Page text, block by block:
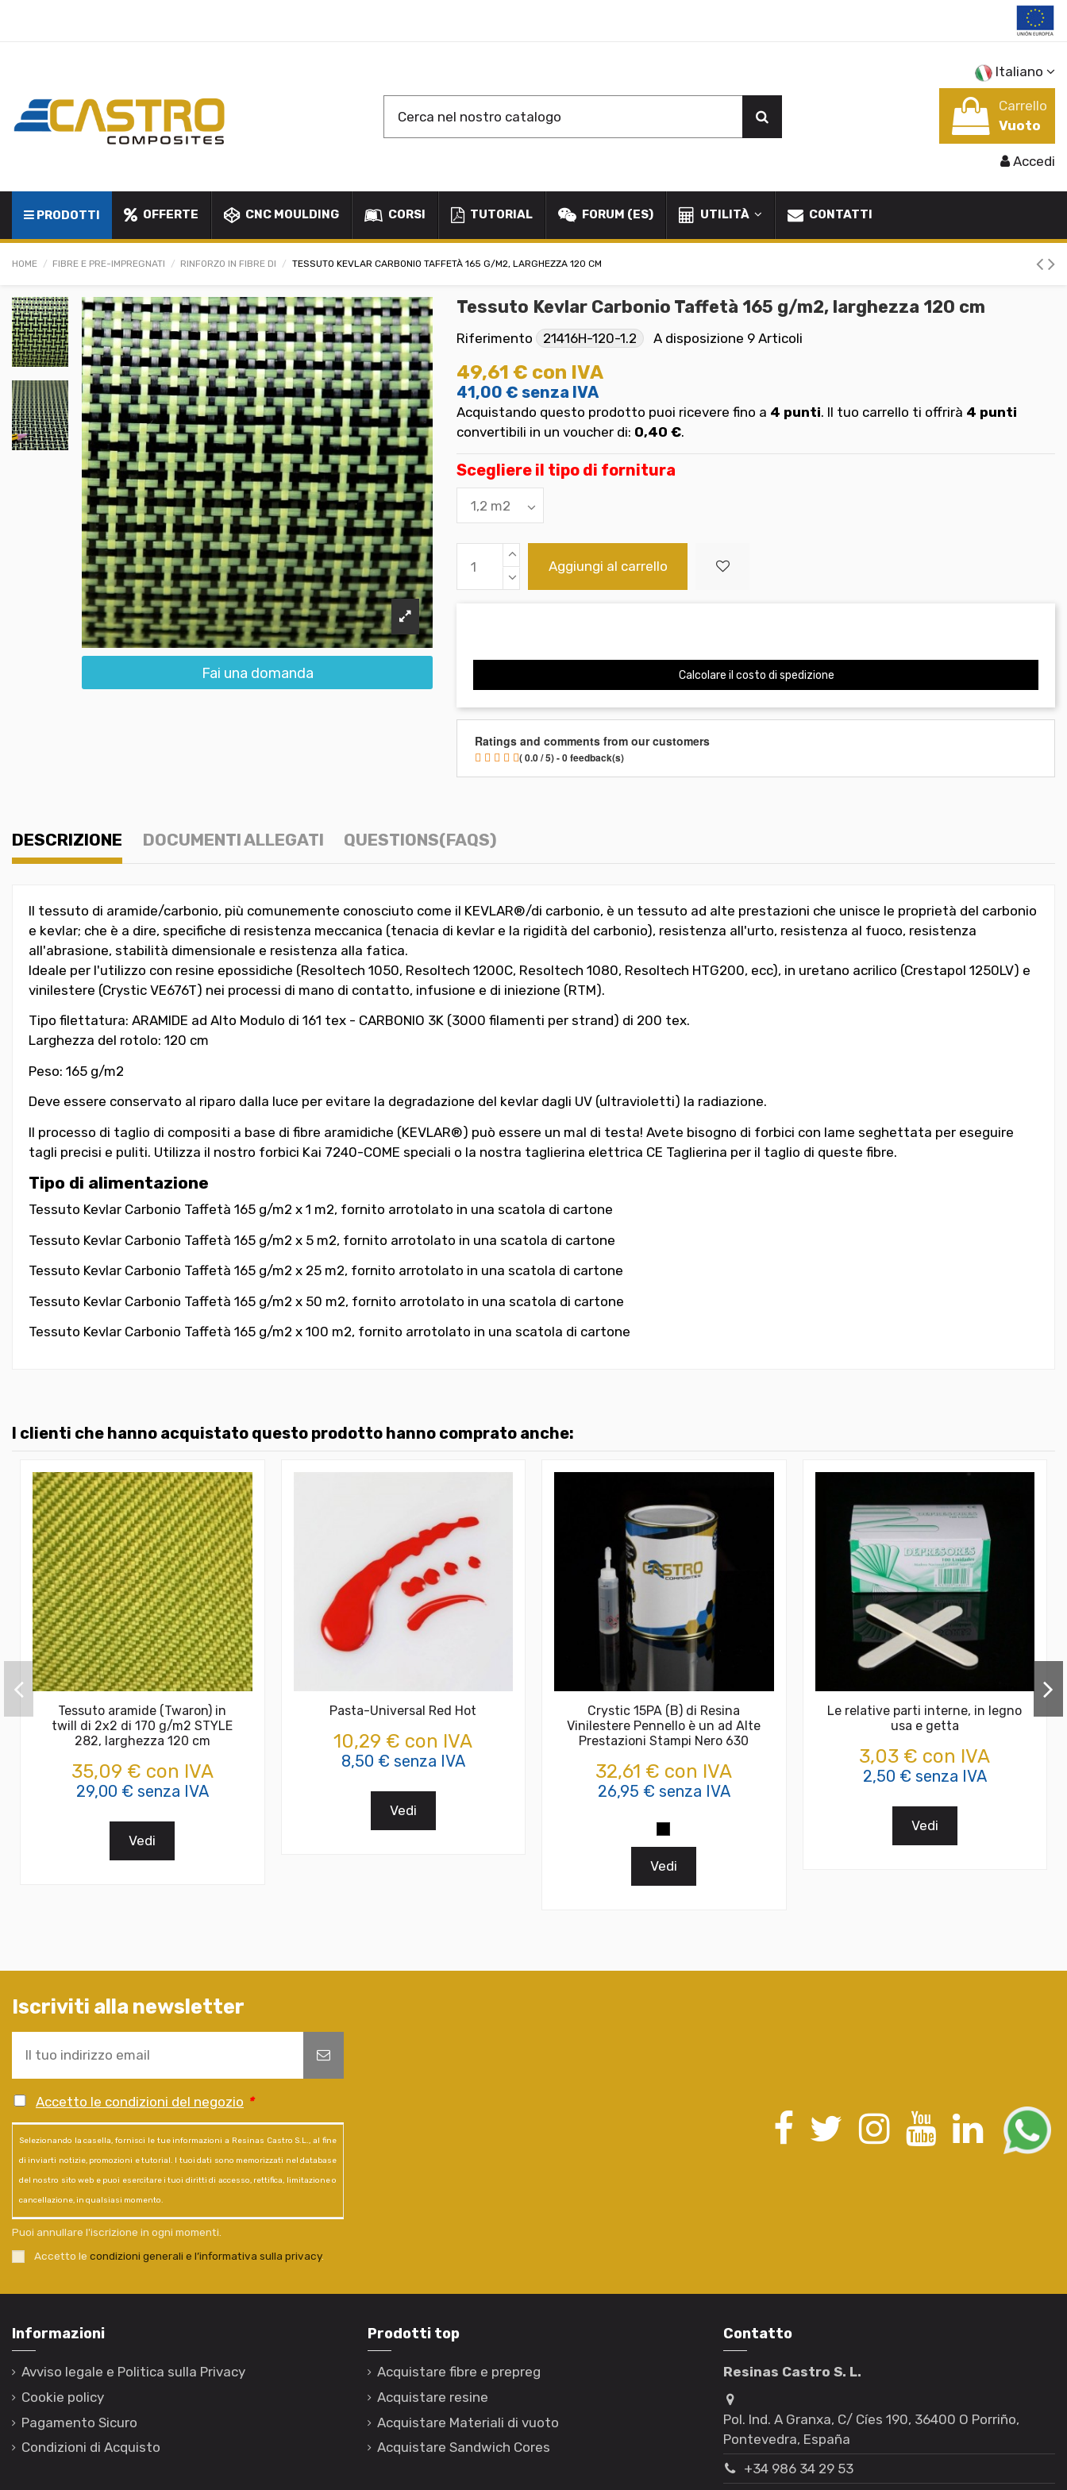
Italiano
Carrello
Vuoto
Accedi
PRODOTTI OFFERTE CNC MOULDING CORSI TUTORIAL FORUM (ES) UTILITÀ CONTATTI
HOME FIBRE E PRE-IMPREGNATI RINFORZO IN FIBRE DI TESSUTO KEVLAR CARBONIO TAFFETÀ 165 G/M2, LARGHEZZA 120 CM
Fai una domanda
Tessuto Kevlar Carbonio Taffetà 165 g/m2, larghezza 120 cm
Riferimento 21416H-120-1.2 A disposizione 9 Articoli
49,61 € con IVA
41,00 € senza IVA
Acquistando questo prodotto puoi ricevere fino a 4 punti. Il tuo carrello ti offrirà 4 punti
convertibili in un voucher di: 0,40 €.
Scegliere il tipo di fornitura
Aggiungi al carrello
Calcolare il costo di spedizione
Ratings and comments from our customers
( 0.0 / 5) - 0 feedback(s)
DESCRIZIONE DOCUMENTI ALLEGATI QUESTIONS(FAQS)
Il tessuto di aramide/carbonio, più comunemente conosciuto come il KEVLAR®/di carbonio, è un tessuto ad alte prestazioni che unisce le proprietà del carbonio
e kevlar; che è a dire, specifiche di resistenza meccanica (tenacia di kevlar e la rigidità del carbonio), resistenza all'urto, resistenza al fuoco, resistenza
all'abrasione, stabilità dimensionale e resistenza alla fatica.
Ideale per l'utilizzo con resine epossidiche (Resoltech 1050, Resoltech 1200C, Resoltech 1080, Resoltech HTG200, ecc), in uretano acrilico (Crestapol 1250LV) e
vinilestere (Crystic VE676T) nei processi di mano di contatto, infusione e di iniezione (RTM).
Tipo filettatura: ARAMIDE ad Alto Modulo di 161 tex - CARBONIO 3K (3000 filamenti per strand) di 200 tex.
Larghezza del rotolo: 120 cm
Peso: 165 g/m2
Deve essere conservato al riparo dalla luce per evitare la degradazione del kevlar dagli UV (ultravioletti) la radiazione.
Il processo di taglio di compositi a base di fibre aramidiche (KEVLAR®) può essere un mal di testa! Avete bisogno di forbici con lame seghettata per eseguire
tagli precisi e puliti. Utilizza il nostro forbici Kai 7240-COME speciali o la nostra taglierina elettrica CE Taglierina per il taglio di queste fibre.
Tipo di alimentazione
Tessuto Kevlar Carbonio Taffetà 165 g/m2 x 1 m2, fornito arrotolato in una scatola di cartone
Tessuto Kevlar Carbonio Taffetà 165 g/m2 x 5 m2, fornito arrotolato in una scatola di cartone
Tessuto Kevlar Carbonio Taffetà 165 g/m2 x 25 m2, fornito arrotolato in una scatola di cartone
Tessuto Kevlar Carbonio Taffetà 165 g/m2 x 50 m2, fornito arrotolato in una scatola di cartone
Tessuto Kevlar Carbonio Taffetà 165 g/m2 x 100 m2, fornito arrotolato in una scatola di cartone
I clienti che hanno acquistato questo prodotto hanno comprato anche:
Tessuto aramide (Twaron) in
twill di 2x2 di 170 g/m2 STYLE
282, larghezza 120 cm
35,09 € con IVA
29,00 € senza IVA
Vedi
Pasta-Universal Red Hot
10,29 € con IVA
8,50 € senza IVA
Vedi
Crystic 15PA (B) di Resina
Vinilestere Pennello è un ad Alte
Prestazioni Stampi Nero 630
32,61 € con IVA
26,95 € senza IVA
Vedi
Le relative parti interne, in legno
usa e getta
3,03 € con IVA
2,50 € senza IVA
Vedi
Iscriviti alla newsletter
Accetto le condizioni del negozio *
Selezionando la casella, fornisci le tue informazioni a Resinas Castro S.L., al fine
di inviarti notizie, promozioni e tutorial. I tuoi dati sono memorizzati nel database
del nostro sito web e puoi esercitare i tuoi diritti di accesso, rettifica, limitazione o
cancellazione, in qualsiasi momento.
Puoi annullare l'iscrizione in ogni momenti.
Accetto le condizioni generali e l’informativa sulla privacy.
Informazioni
Avviso legale e Politica sulla Privacy
Cookie policy
Pagamento Sicuro
Condizioni di Acquisto
Prodotti top
Acquistare fibre e prepreg
Acquistare resine
Acquistare Materiali di vuoto
Acquistare Sandwich Cores
Contatto
Resinas Castro S. L.
Pol. Ind. A Granxa, C/ Cíes 190, 36400 O Porriño,
Pontevedra, España
+34 986 34 29 53